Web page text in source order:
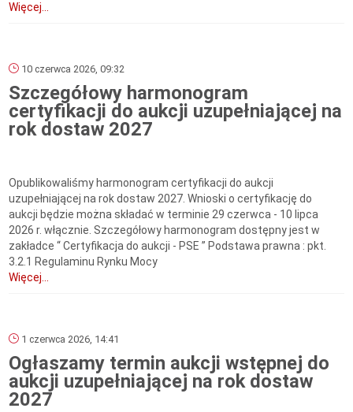
Więcej...
10 czerwca 2026, 09:32
Szczegółowy harmonogram
certyfikacji do aukcji uzupełniającej na
rok dostaw 2027
Opublikowaliśmy harmonogram certyfikacji do aukcji
uzupełniającej na rok dostaw 2027. Wnioski o certyfikację do
aukcji będzie można składać w terminie 29 czerwca - 10 lipca
2026 r. włącznie. Szczegółowy harmonogram dostępny jest w
zakładce “ Certyfikacja do aukcji - PSE ” Podstawa prawna : pkt.
3.2.1 Regulaminu Rynku Mocy
Więcej...
1 czerwca 2026, 14:41
Ogłaszamy termin aukcji wstępnej do
aukcji uzupełniającej na rok dostaw
2027